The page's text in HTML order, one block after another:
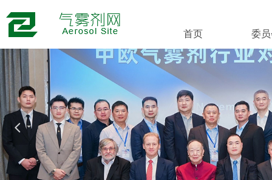
넳
首页 委